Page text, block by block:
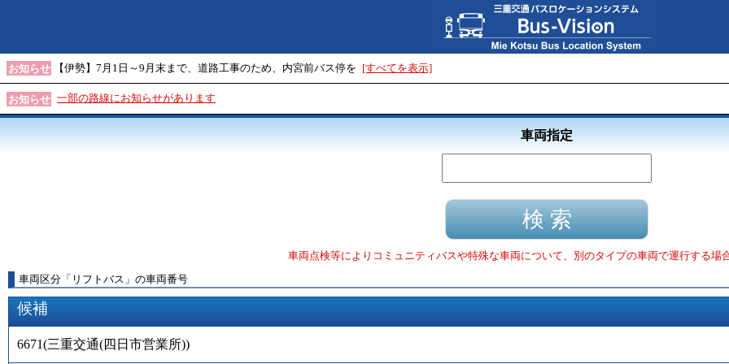
お知らせ 【伊勢】7月1日～9月末まで、道路工事のため、内宮前バス停を [すべてを表示]
お知らせ 一部の路線にお知らせがあります
車両指定
車両点検等によりコミュニティバスや特殊な車両について、別のタイプの車両で運行する場
車両区分 「 リフトバス 」 の車両番号
候補
6671(三重交通(四日市営業所))